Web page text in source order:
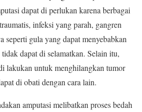
dapat di perlukan karena berbagai
infeksi yang parah, gangren
seperti gula yang dapat menyebabkan
dapat di selamatkan. Selain itu,
lakukan untuk menghilangkan tumor
di obati dengan cara lain.
amputasi melibatkan proses bedah